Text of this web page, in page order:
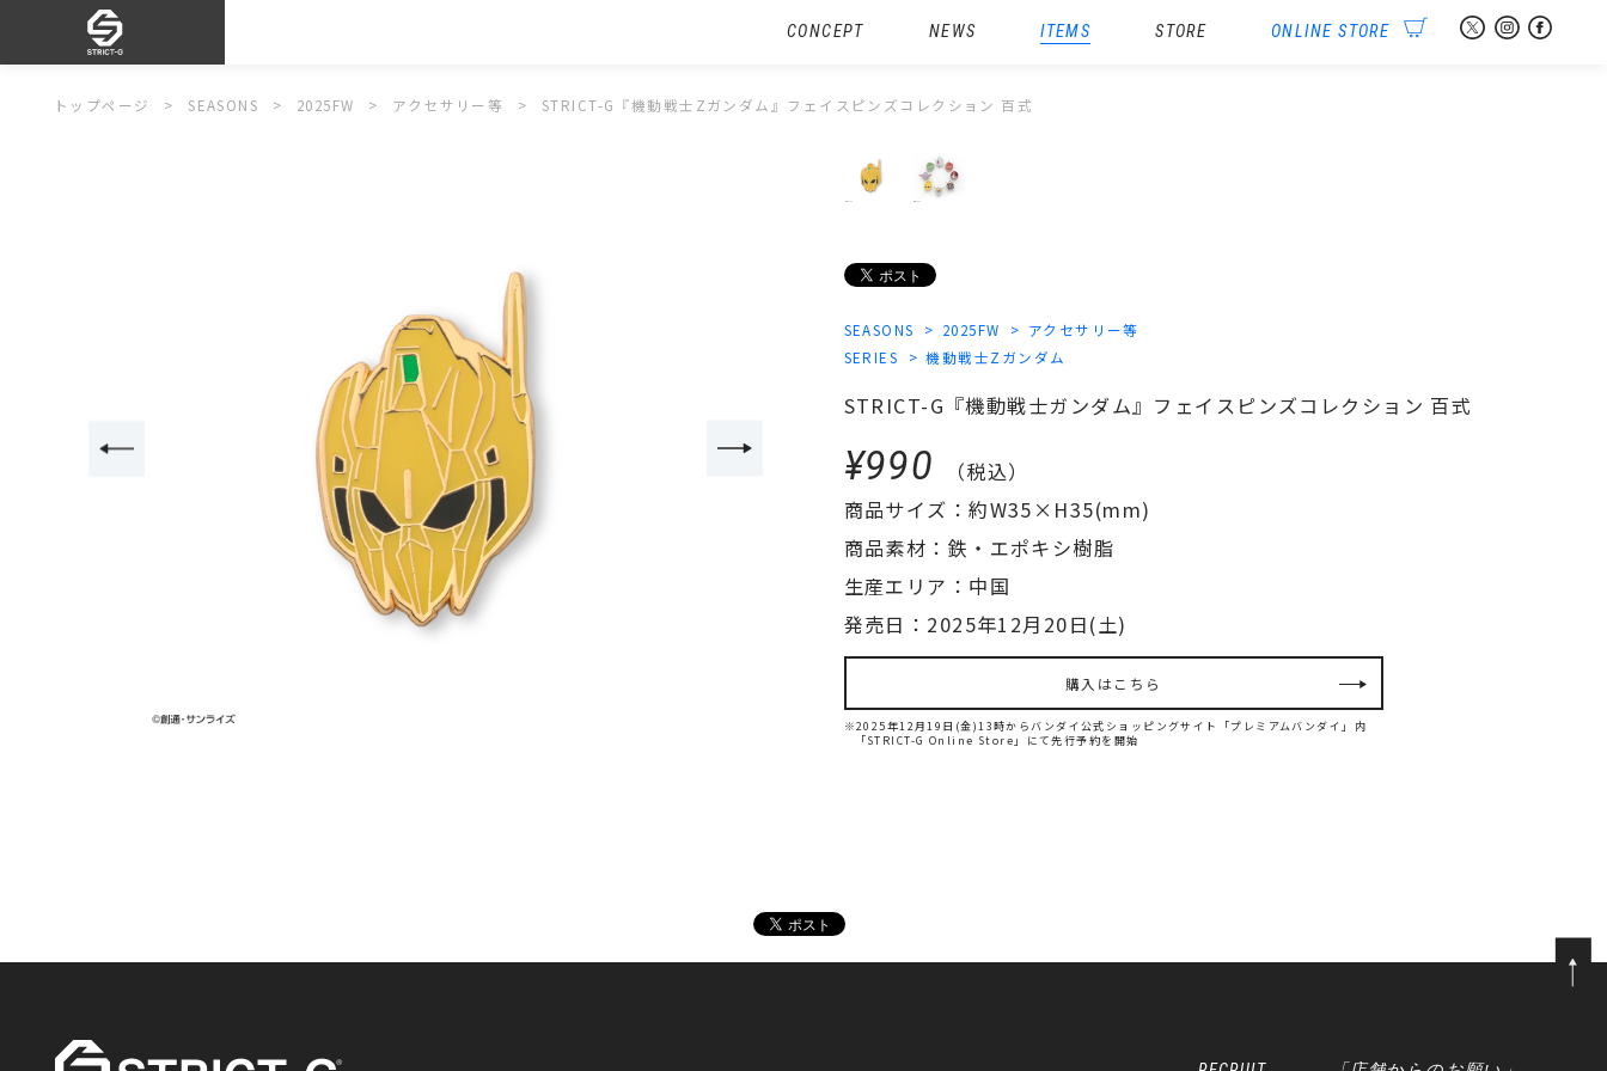
ITEMS
CONCEPT NEWS STORE ONLINE STORE
トップページ SEASONS 2025FW アクセサリー等 STRICT-G『機動戦士Zガンダム』フェイスピンズコレクション 百式
SEASONS 2025FW
アクセサリー等
SERIES
機動戦士Zガンダム
STRICT-G『機動戦士ガンダム』フェイスピンズコレクション 百式
¥990
（税込）
商品サイズ：約W35×H35(mm)
商品素材：鉄・エポキシ樹脂
生産エリア：中国
発売日：2025年12月20日(土)
購入はこちら
※2025年12月19日(金)13時からバンダイ公式ショッピングサイト「プレミアムバンダイ」内
「STRICT-G Online Store」にて先行予約を開始